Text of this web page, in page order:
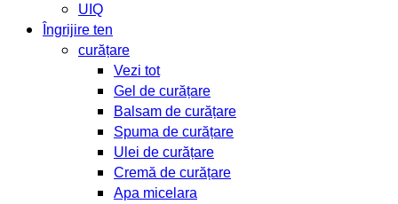
UIQ
Îngrijire ten
curățare
Vezi tot
Gel de curățare
Balsam de curățare
Spuma de curățare
Ulei de curățare
Cremă de curățare
Apa micelara